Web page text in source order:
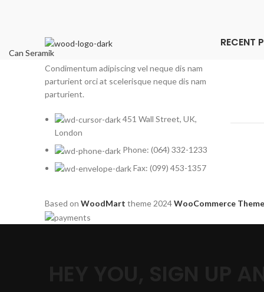
Can Seramik
Condimentum adipiscing vel neque dis nam
parturient orci at scelerisque neque dis nam
parturient.
451 Wall Street, UK,
London
Phone: (064) 332-1233
Fax: (099) 453-1357
RECENT
Based on WoodMart theme2024WooCommerce